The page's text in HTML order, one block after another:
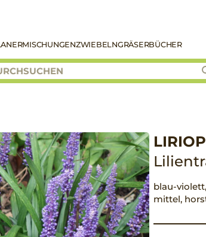
MISCHUNGENZWIEBELNGRÄSERBÜCHER
blau-
mittel,